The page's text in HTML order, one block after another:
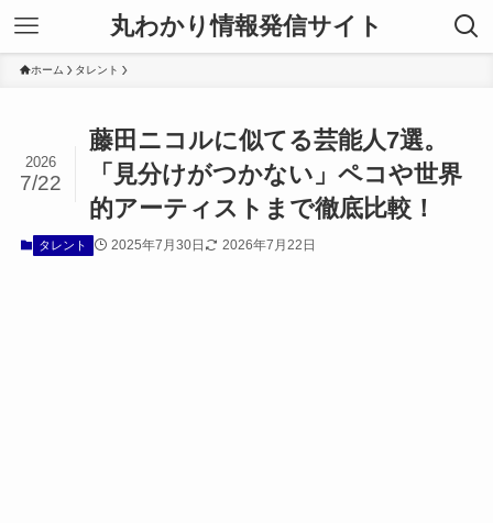
丸わかり情報発信サイト
ホーム タレント
藤田ニコルに似てる芸能人7選。
「見分けがつかない」ペコや世界
的アーティストまで徹底比較！
2026
7/22
タレント 2025年7月30日 2026年7月22日